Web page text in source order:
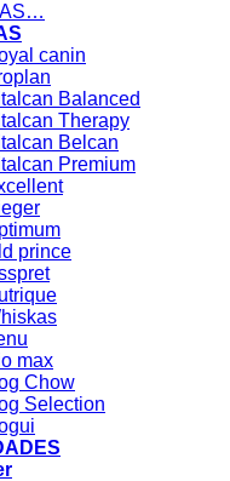
canin
Balanced
Therapy
Belcan
Premium
prince
max
Chow
Selection